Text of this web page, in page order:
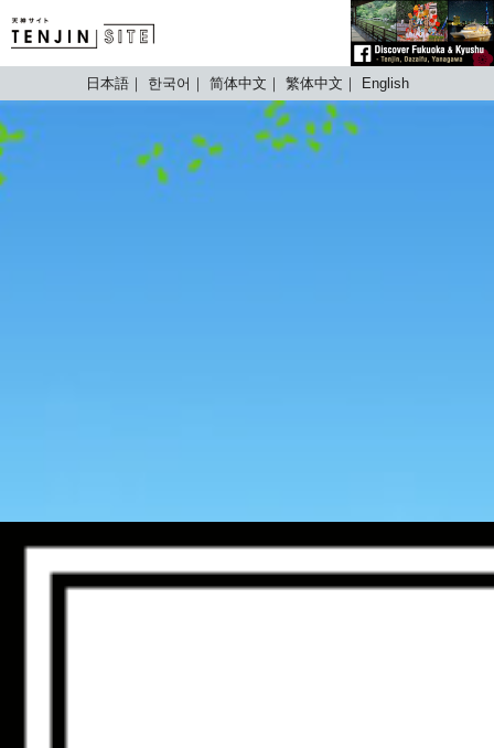
TENJIN SITE
日本語 한국어 简体中文 繁体中文 English